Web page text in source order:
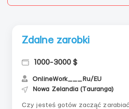
Zdalne zarobki
1000-3000 $
OnlineWork___Ru/EU
Nowa Zelandia (Tauranga)
Czy jesteś gotów zacząć